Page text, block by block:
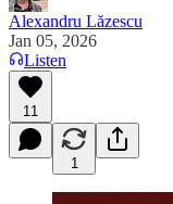
Alexandru Lăzescu
Jan 05, 2026
Listen
11
1